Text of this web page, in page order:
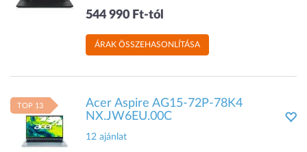
544 990 Ft-tól
ÁRAK ÖSSZEHASONLÍTÁSA
TOP 13
Acer Aspire AG15-72P-78K4
NX.JW6EU.00C
12 ajánlat